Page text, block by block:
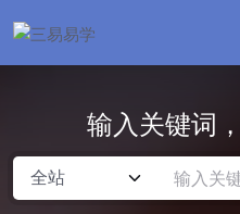
输入关键词